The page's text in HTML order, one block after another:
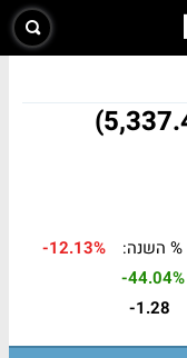
% השנה:
-12.13%
-44.04%
-1.28